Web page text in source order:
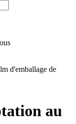
d'emballage de
au